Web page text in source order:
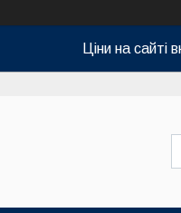
Ціни на сайті